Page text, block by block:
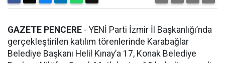
GAZETE PENCERE - YENİ Parti İzmir İl Başkanlığı’nda
gerçekleştirilen katılım törenlerinde Karabağlar
Belediye Başkanı Helil Kınay’a 17, Konak Belediye